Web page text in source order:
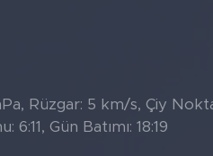
Rüzgar: 5 km/s, Çiy
Gün Batımı: 18:19